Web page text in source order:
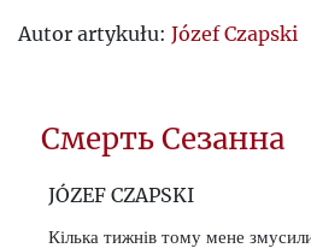
Autor artykułu: Józef Czapski
Смерть Сезанна
JÓZEF CZAPSKI
Кілька тижнів тому мене